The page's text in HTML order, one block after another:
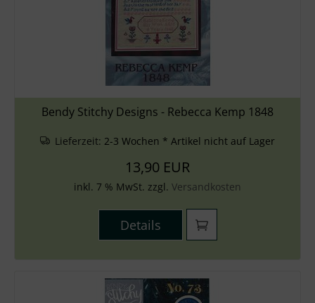
Bendy Stitchy Designs - Rebecca Kemp 1848
Lieferzeit: 2-3 Wochen * Artikel nicht auf Lager
13,90 EUR
inkl. 7 % MwSt. zzgl. Versandkosten
Details